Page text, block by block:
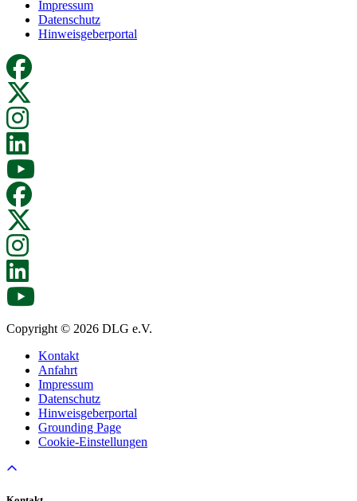
Impressum
Datenschutz
Hinweisgeberportal
Copyright © 2026 DLG e.V.
Kontakt
Anfahrt
Impressum
Datenschutz
Hinweisgeberportal
Grounding Page
Cookie-Einstellungen